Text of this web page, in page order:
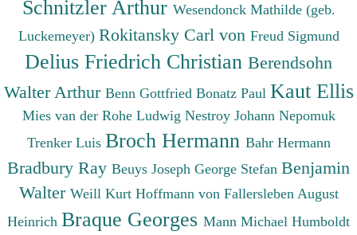
Schnitzler Arthur Wesendonck Mathilde (geb.
Luckemeyer) Rokitansky Carl von Freud Sigmund
Delius Friedrich Christian Berendsohn
Walter Arthur Benn Gottfried Bonatz Paul Kaut Ellis
Mies van der Rohe Ludwig Nestroy Johann Nepomuk
Trenker Luis Broch Hermann Bahr Hermann
Bradbury Ray Beuys Joseph George Stefan Benjamin
Walter Weill Kurt Hoffmann von Fallersleben August
Heinrich Braque Georges Mann Michael Humboldt